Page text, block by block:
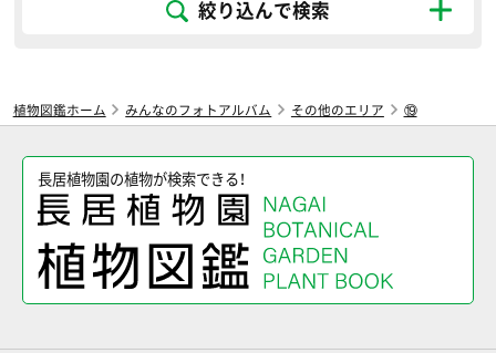
絞り込んで検索
植物図鑑ホーム みんなのフォトアルバム その他のエリア ⑲
長居植物園の植物が検索できる！